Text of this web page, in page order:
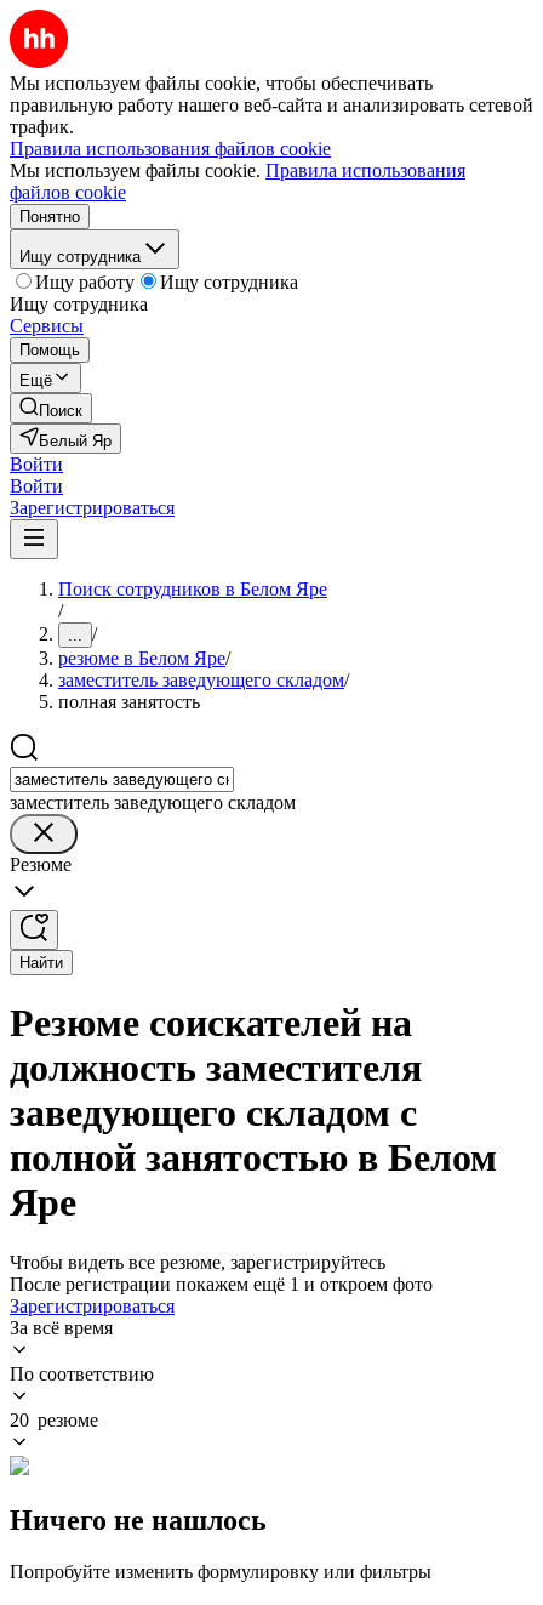
Мы используем файлы cookie, чтобы обеспечивать
правильную работу нашего веб-сайта и анализировать сетевой
трафик.
Правила использования файлов cookie
Мы используем файлы cookie. Правила использования
файлов cookie
Понятно
Ищу сотрудника
Ищу работу
Ищу сотрудника
Ищу сотрудника
Сервисы
Помощь
Ещё
Поиск
Белый Яр
Войти
Войти
Зарегистрироваться
Поиск сотрудников в Белом Яре
/
... /
резюме в Белом Яре/
заместитель заведующего складом/
полная занятость
заместитель заведующего складом
Резюме
Найти
Резюме соискателей на
должность заместителя
заведующего складом с
полной занятостью в Белом
Яре
Чтобы видеть все резюме, зарегистрируйтесь
После регистрации покажем ещё 1 и откроем фото
Зарегистрироваться
За всё время
По соответствию
20 резюме
Ничего не нашлось
Попробуйте изменить формулировку или фильтры